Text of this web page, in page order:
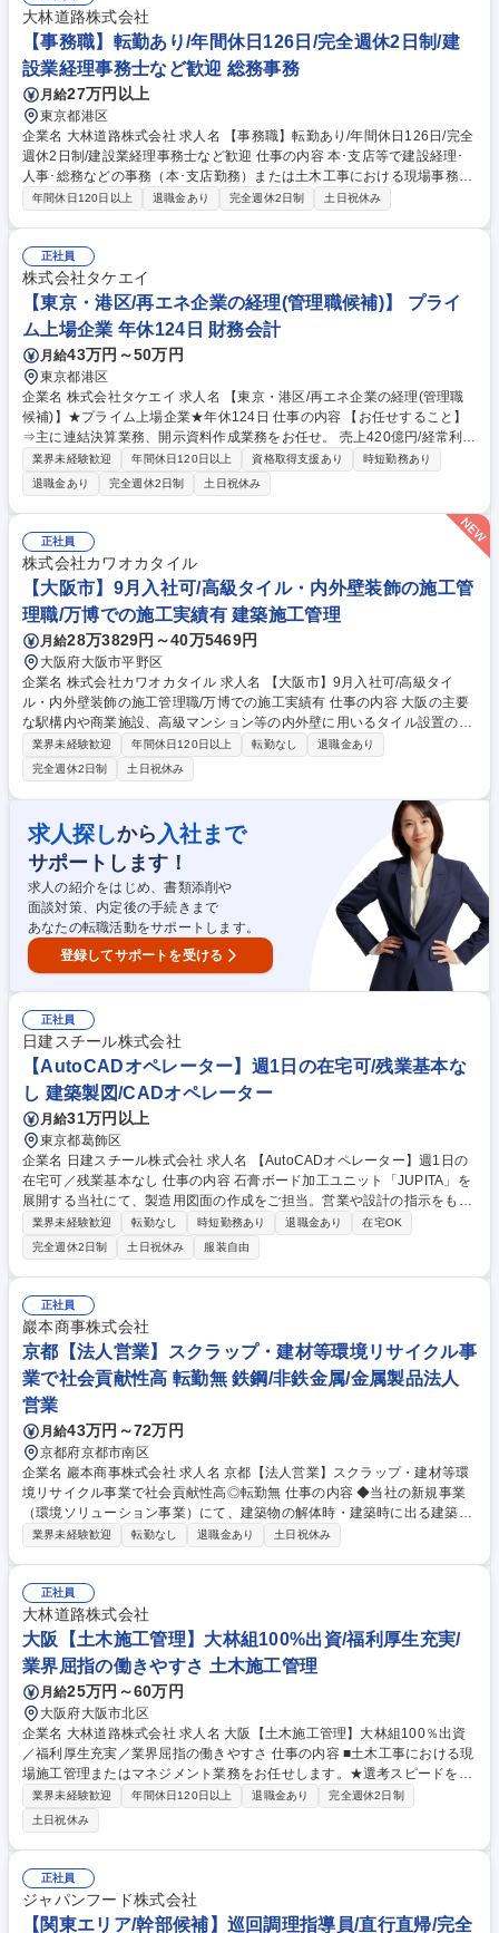
務は含まない 募集職種 東京【ビル管理フロント】大林組100％出資/定年6
5歳/年休125日
大林道路株式会社
【事務職】転勤あり/年間休日126日/完全週休2日制/建
設業経理事務士など歓迎 総務事務
月給27万円以上
東京都港区
企業名 大林道路株式会社 求人名 【事務職】転勤あり/年間休日126日/完全
週休2日制/建設業経理事務士など歓迎 仕事の内容 本･支店等で建設経理･
人事･総務などの事務（本･支店勤務）または土木工事における現場事務
（営業所勤務等）をお任せいたします。（全国勤務コース※ステップアッ
現業部門支援や支店全体の経理･総務･人事等をご担当いただきます。現場
事務においては、営業所で管轄する各工事プロジェクトの収支計算から決
算報告までの経理的な業務、安全書類の整備、施主や取引先への緊急事態
対応や請求書対応、工事担当者のフォロー、営業所内のマネジメント業務
など、幅広い事務全般をご担当いただきます。 募集職種 【事務職】転勤
あり/年間休日126日/完全週休2日制/建設業経理事務士など歓迎
年間休日120日以上 退職金あり 完全週休2日制 土日祝休み
正社員
株式会社タケエイ
【東京・港区/再エネ企業の経理(管理職候補)】 プライ
ム上場企業 年休124日 財務会計
月給43万円～50万円
東京都港区
企業名 株式会社タケエイ 求人名 【東京・港区/再エネ企業の経理(管理職
候補)】★プライム上場企業★年休124日 仕事の内容 【お任せすること】
⇒主に連結決算業務、開示資料作成業務をお任せ。 売上420億円/経常利益
38億円(※連結)の企業で"経理部管理職候補"としてプレイングマネージャ
ーとして活躍いただくことをご期待しております。 【具体的には】■月次
決算・四半期決算・決算書類作成 ■監査対応 ■開示業務(有価証券報告書・
決算短信など) ■子会社教育・指導 ■メンバーマネジメント※銀行とのやり
とり(資金調達等)なし。 【使用ソフト】■会計システム：GLOVIA iZ ■連結
システム：GLOVIA GC※2026年12月よりDIVAへ移行予定 【入社後の流
れ】 ■初日はPCのセットアップから始まり、徐々に管理職としてご活躍い
ただきます。 募集職種 【東京・港区/再エネ企業の経理(管理職候補)】★
プライム上場企業★年休124日
業界未経験歓迎 年間休日120日以上 資格取得支援あり
時短勤務あり
退職金あり
完全週休2日制 土日祝休み
正社員
株式会社カワオカタイル
【大阪市】9月入社可/高級タイル・内外壁装飾の施工管
理職/万博での施工実績有 建築施工管理
月給28万3829円～40万5469円
大阪府大阪市平野区
企業名 株式会社カワオカタイル 求人名 【大阪市】9月入社可/高級タイ
ル・内外壁装飾の施工管理職/万博での施工実績有 仕事の内容 大阪の主要
な駅構内や商業施設、高級マンション等の内外壁に用いるタイル設置の施
工管理をお任せいたします。リニア関連事業にも携わり、昨年は万博にも
参画するなど、大きなやりがいを持てる案件の多い企業です。 【入社後】
半年ほど、先輩社員と現場に帯同いただき、必要な業務を学んでいただき
ます。 【具体内容】安全・労務・予算・日程の管理、材料の手配、見積書
の作成、職人の手配など行っていただきます。各案件は1日～2週間くらい
の現場期間となります。 【やりがい】世界に誇れる技量を持つ職人を、い
かに適材適所へ配置し、高い品質を実現させるかが鍵です。建築の『最後
の化粧』となるタイル、外壁の施工は重要な役割です。 募集職種 【大阪
市】9月入社可/高級タイル・内外壁装飾の施工管理職/万博での施工実績有
業界未経験歓迎 年間休日120日以上 転勤なし
退職金あり
完全週休2日制
土日祝休み
求人探しから 入社まで
サポートします！
求人の紹介をはじめ、書類添削や
面談対策、内定後の手続きまで
あなたの転職活動をサポートします。
登録してサポートを受ける
正社員
日建スチール株式会社
【AutoCADオペレーター】週1日の在宅可/残業基本な
し 建築製図/CADオペレーター
月給31万円以上
東京都葛飾区
企業名 日建スチール株式会社 求人名 【AutoCADオペレーター】週1日の
在宅可／残業基本なし 仕事の内容 石膏ボード加工ユニット「JUPITA」を
展開する当社にて、製造用図面の作成をご担当。営業や設計の指示をもと
に、AutoCADでの作図や修正、納品書作成サポートなどを行います。 ■A
utoCADによる図面作図・修正業務 ■製造チームとの図面確認（週1から2
回工場訪問およびオンライン） ■営業との仕様すり合わせ ■納品書作成な
どの周辺サポート業務 【仕事の魅力】指示図面の読解や修正が中心で納ま
り検討はありません。入社後1ヶ月の製造研修やOJTを通じて段階的に成
長できます。 募集職種 【AutoCADオペレーター】週1日の在宅可／残業
基本なし
業界未経験歓迎 転勤なし 時短勤務あり 退職金あり
在宅OK
完全週休2日制
土日祝休み 服装自由
正社員
巖本商事株式会社
京都【法人営業】スクラップ・建材等環境リサイクル事
業で社会貢献性高 転勤無 鉄鋼/非鉄金属/金属製品法人
営業
月給43万円～72万円
京都府京都市南区
企業名 巖本商事株式会社 求人名 京都【法人営業】スクラップ・建材等環
境リサイクル事業で社会貢献性高◎転勤無 仕事の内容 ◆当社の新規事業
（環境ソリューション事業）にて、建築物の解体時・建築時に出る建築資
材や製造工場から拠出される金属スクラップの買取等、建材のリサイクル
収からリサイクル・処分までをワンストップでおこなうネットワークシス
テムを提供していきます。既存顧客への営業と新規顧客開拓を担当いただ
きます。新規：既存＝2：8 ■不動産とリサイクルの二面性を持つ巌本商事
(株)だからこそできる環境ソリューションサービスであり、社会貢献性の
高い営業です。 募集職種 京都【法人営業】スクラップ・建材等環境リサ
イクル事業で社会貢献性高◎転勤無
業界未経験歓迎 転勤なし 退職金あり 土日祝休み
正社員
大林道路株式会社
大阪【土木施工管理】大林組100%出資/福利厚生充実/
業界屈指の働きやすさ 土木施工管理
月給25万円～60万円
大阪府大阪市北区
企業名 大林道路株式会社 求人名 大阪【土木施工管理】大林組100％出資
／福利厚生充実／業界屈指の働きやすさ 仕事の内容 ■土木工事における現
場施工管理またはマネジメント業務をお任せします。★選考スピードを早
めています。勤務地の相談などにものりますのでまずはご応募ください。
（大阪） 一般道路や高速道路、空港滑走路などの舗装工事に加えて、土地
造成などの一般土木工事、上下水道工事、外構工事など、幅広いプロジェ
クトに携わります。 変更の範囲：会社の定める業務 募集職種 大阪【土木
施工管理】大林組100％出資／福利厚生充実／業界屈指の働きやすさ
業界未経験歓迎 年間休日120日以上 退職金あり
完全週休2日制
土日祝休み
正社員
ジャパンフード株式会社
【関東エリア/幹部候補】巡回調理指導員/直行直帰/完全